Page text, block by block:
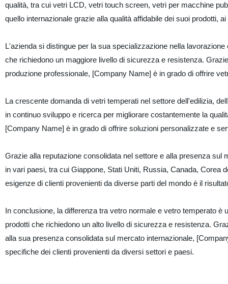
qualità, tra cui vetri LCD, vetri touch screen, vetri per macchine
quello internazionale grazie alla qualità affidabile dei suoi prodotti,
L'azienda si distingue per la sua specializzazione nella
che richiedono un maggiore livello di sicurezza e resistenza.
produzione professionale, [Company Name] è in grado di offrire
La crescente domanda di vetri temperati nel settore dell'edilizia,
in continuo sviluppo e ricerca per migliorare costantemente la
[Company Name] è in grado di offrire soluzioni personalizzate e
Grazie alla reputazione consolidata nel settore e alla presenza
in vari paesi, tra cui Giappone, Stati Uniti, Russia, Canada, Corea
esigenze di clienti provenienti da diverse parti del mondo è il
In conclusione, la differenza tra vetro normale e vetro temperato
prodotti che richiedono un alto livello di sicurezza e resistenza.
alla sua presenza consolidata sul mercato internazionale,
specifiche dei clienti provenienti da diversi settori e paesi.